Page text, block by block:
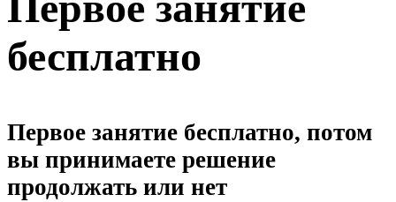
бесплатно
Первое занятие бесплатно, потом
вы принимаете решение
продолжать или нет